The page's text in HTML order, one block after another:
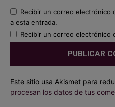
Recibir un correo electrónico
a esta entrada.
Recibir un correo electrónico
Este sitio usa Akismet para
procesan los datos de tus